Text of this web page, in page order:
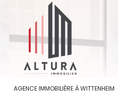
AGENCE IMMOBILIÈRE À WITTENHEIM